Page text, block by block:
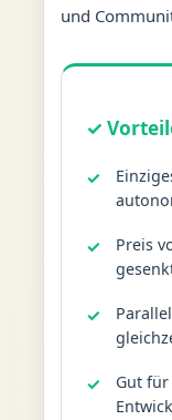
und
✓
Preis
Gut